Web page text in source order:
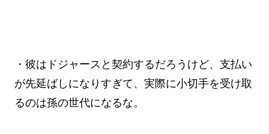
・彼はドジャースと契約するだろうけど、支払い
が先延ばしになりすぎて、実際に小切手を受け取
るのは孫の世代になるな。